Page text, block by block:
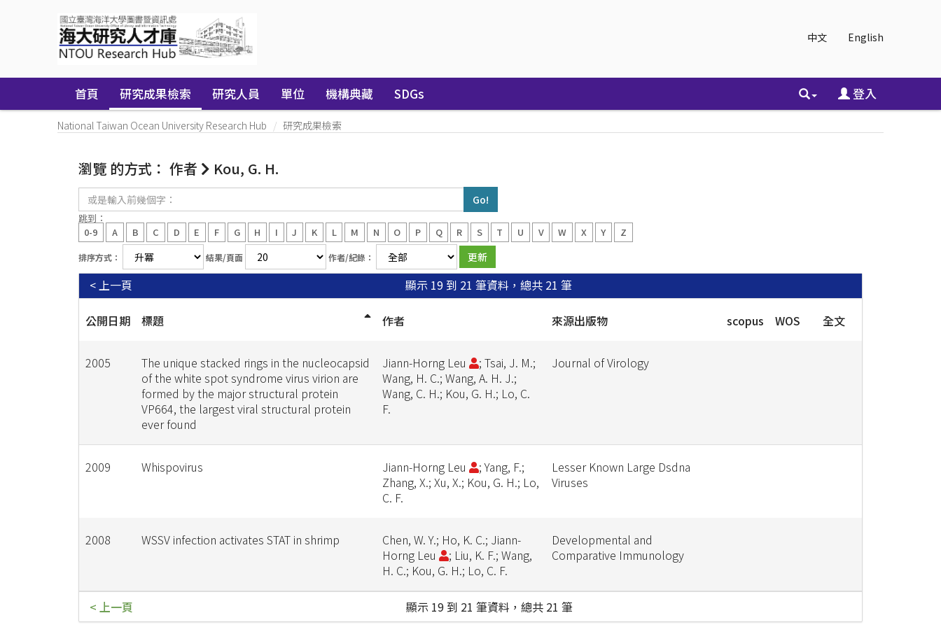
中文 English
首頁 研究成果檢索 研究人員 單位 機構典藏 SDGs 登入
National Taiwan Ocean University Research Hub 研究成果檢索
瀏覽 的方式： 作者 Kou, G. H.
或
輸
入
前
幾
字：
跳到：
0-9
A B C D E F G H I J K L M N O P Q R S T U V W X Y Z
排序方式： 結果/頁面 作者/紀錄：
顯示 19 到 21 筆資料，總共 21 筆
< 上一頁
公開日期 標題 作者 來源出版物 scopus WOS 全文
2005
The unique stacked rings in the nucleocapsid
of the white spot syndrome virus virion are
formed by the major structural protein
VP664, the largest viral structural protein
ever found
Jiann-Horng Leu
; Tsai, J. M.;
Wang, H. C.; Wang, A. H. J.;
Wang, C. H.; Kou, G. H.; Lo, C.
F.
Journal of Virology
2009 Whispovirus Jiann-Horng Leu
; Yang, F.;
Zhang, X.; Xu, X.; Kou, G. H.; Lo,
C. F.
Lesser Known Large Dsdna
Viruses
2008 WSSV infection activates STAT in shrimp
Chen, W. Y.; Ho, K. C.; Jiann-
Horng Leu
; Liu, K. F.; Wang,
H. C.; Kou, G. H.; Lo, C. F.
Developmental and
Comparative Immunology
顯示 19 到 21 筆資料，總共 21 筆
< 上一頁